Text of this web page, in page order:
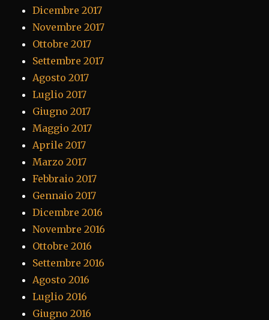
Dicembre 2017
Novembre 2017
Ottobre 2017
Settembre 2017
Agosto 2017
Luglio 2017
Giugno 2017
Maggio 2017
Aprile 2017
Marzo 2017
Febbraio 2017
Gennaio 2017
Dicembre 2016
Novembre 2016
Ottobre 2016
Settembre 2016
Agosto 2016
Luglio 2016
Giugno 2016